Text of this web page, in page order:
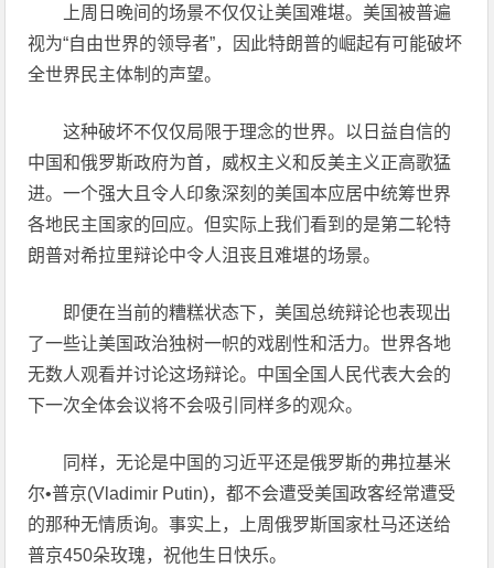
上周日晚间的场景不仅仅让美国难堪。美国被普遍
视为“自由世界的领导者”，因此特朗普的崛起有可能破坏
全世界民主体制的声望。
这种破坏不仅仅局限于理念的世界。以日益自信的
中国和俄罗斯政府为首，威权主义和反美主义正高歌猛
进。一个强大且令人印象深刻的美国本应居中统筹世界
各地民主国家的回应。但实际上我们看到的是第二轮特
朗普对希拉里辩论中令人沮丧且难堪的场景。
即便在当前的糟糕状态下，美国总统辩论也表现出
了一些让美国政治独树一帜的戏剧性和活力。世界各地
无数人观看并讨论这场辩论。中国全国人民代表大会的
下一次全体会议将不会吸引同样多的观众。
同样，无论是中国的习近平还是俄罗斯的弗拉基米
尔•普京(Vladimir Putin)，都不会遭受美国政客经常遭受
的那种无情质询。事实上，上周俄罗斯国家杜马还送给
普京450朵玫瑰，祝他生日快乐。